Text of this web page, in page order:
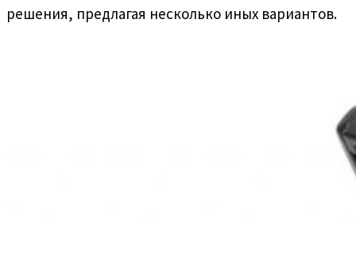
решения, предлагая несколько иных вариантов.